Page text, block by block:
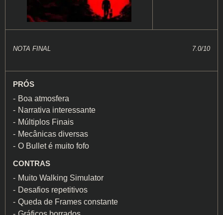
NOTA FINAL 7.0/10
PRÓS
Boa atmosfera
Narrativa interessante
Múltiplos Finais
Mecânicas diversas
O Bullet é muito fofo
CONTRAS
Muito Walking Simulator
Desafios repetitivos
Queda de Frames constante